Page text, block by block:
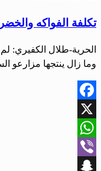
تكلفة الفواكه
الحرية-طلال الكفيري:
وما زال ينتجها مزارعو
Facebook
X
WhatsApp
Viber